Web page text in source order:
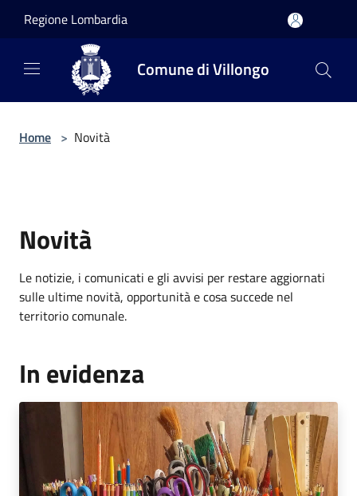
Regione Lombardia
Comune di Villongo
Home > Novità
Novità
Le notizie, i comunicati e gli avvisi per restare aggiornati
sulle ultime novità, opportunità e cosa succede nel
territorio comunale.
In evidenza